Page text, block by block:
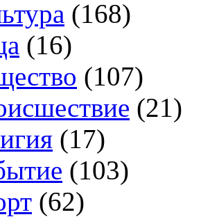
(168)
(16)
(107)
(21)
(17)
(103)
(62)